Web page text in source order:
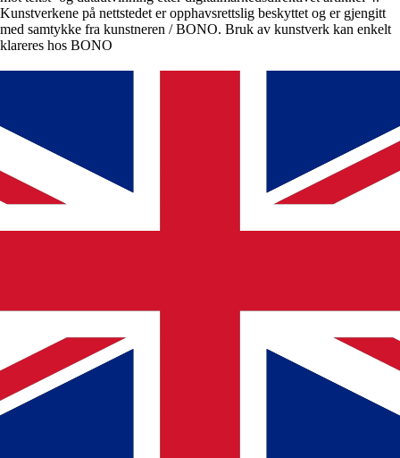
Kunstverkene på nettstedet er opphavsrettslig beskyttet og er gjengitt
med samtykke fra kunstneren / BONO. Bruk av kunstverk kan enkelt
klareres hos BONO